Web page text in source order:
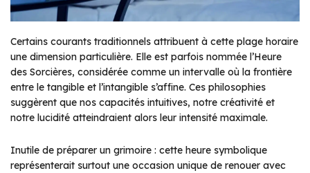
Certains courants traditionnels attribuent à cette plage horaire
une dimension particulière. Elle est parfois nommée l’Heure
des Sorcières, considérée comme un intervalle où la frontière
entre le tangible et l’intangible s’affine. Ces philosophies
suggèrent que nos capacités intuitives, notre créativité et
notre lucidité atteindraient alors leur intensité maximale.
Inutile de préparer un grimoire : cette heure symbolique
représenterait surtout une occasion unique de renouer avec